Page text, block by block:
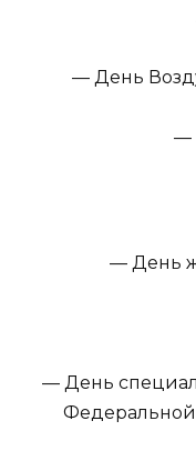
— День
—
— День
— День